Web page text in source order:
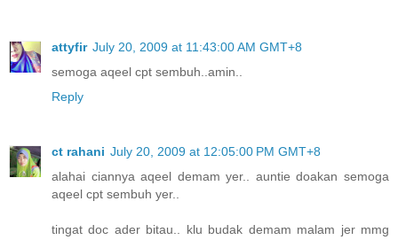
attyfir July 20, 2009 at 11:43:00 AM GMT+8
semoga aqeel cpt sembuh..amin..
Reply
ct rahani July 20, 2009 at 12:05:00 PM GMT+8
alahai ciannya aqeel demam yer.. auntie doakan semoga
aqeel cpt sembuh yer..
tingat doc ader bitau.. klu budak demam malam jer mmg